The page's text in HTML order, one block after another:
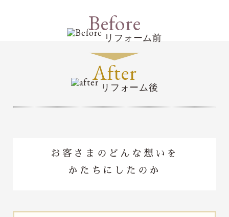
Before
リフォーム前
After
リフォーム後
お客さまのどんな想いを
かたちにしたのか